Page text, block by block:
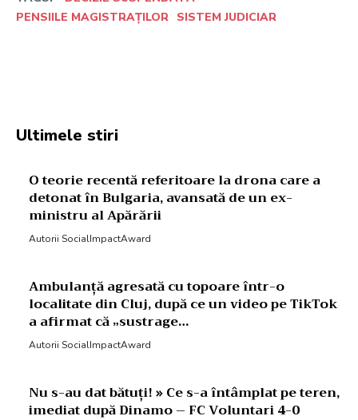
PENSIILE MAGISTRAȚILOR SISTEM JUDICIAR
Ultimele stiri
O teorie recentă referitoare la drona care a
detonat în Bulgaria, avansată de un ex-
ministru al Apărării
Autorii SocialImpactAward
Ambulanță agresată cu topoare într-o
localitate din Cluj, după ce un video pe TikTok
a afirmat că „sustrage…
Autorii SocialImpactAward
Nu s-au dat bătuți! » Ce s-a întâmplat pe teren,
imediat după Dinamo – FC Voluntari 4-0